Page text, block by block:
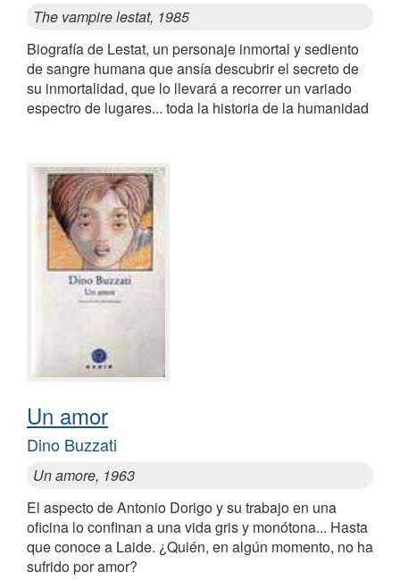
The vampire lestat, 1985
Biografía de Lestat, un personaje inmortal y sediento
de sangre humana que ansía descubrir el secreto de
su inmortalidad, que lo llevará a recorrer un variado
espectro de lugares... toda la historia de la humanidad
Un amor
Dino Buzzati
Un amore, 1963
El aspecto de Antonio Dorigo y su trabajo en una
oficina lo confinan a una vida gris y monótona... Hasta
que conoce a Laide. ¿Quién, en algún momento, no ha
sufrido por amor?